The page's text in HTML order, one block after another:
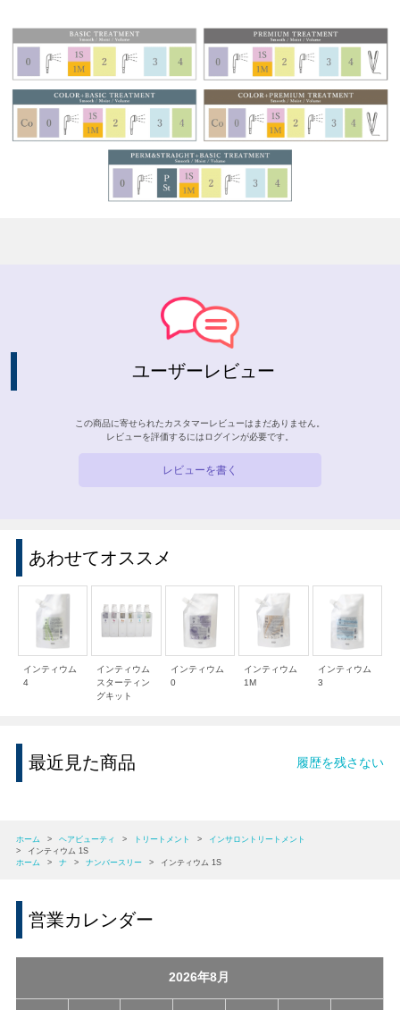
ユーザーレビュー
この商品に寄せられたカスタマーレビューはまだありません。
レビューを評価するには ログインが必要です。
レビューを書く
あわせてオススメ
インティウム
4
インティウム
スターティン
グキット
インティウム
0
インティウム
1M
インティウム
3
最近見た商品 履歴を残さない
ホーム > ヘアビューティ > トリートメント >
インサロントリートメント
>
インティウム 1S
ホーム
> ナ > ナンバースリー > インティウム 1S
営業カレンダー
2026年8月